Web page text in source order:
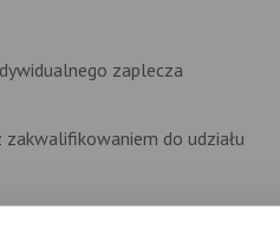
zaplecza
do udziału